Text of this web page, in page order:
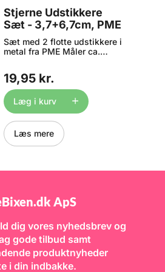
Stjerne Udstikkere
Sæt - 3,7+6,7cm, PME
Sæt med 2 flotte udstikkere i
metal fra PME Måler ca.
opvaskemaskine
19,95 kr.
Læg i kurv
Læs mere
ApS
dig vores nyhedsbrev og
gode tilbud samt
produktnyheder
i din indbakke.